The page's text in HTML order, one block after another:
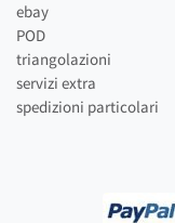
ebay
POD
triangolazioni
servizi extra
spedizioni particolari